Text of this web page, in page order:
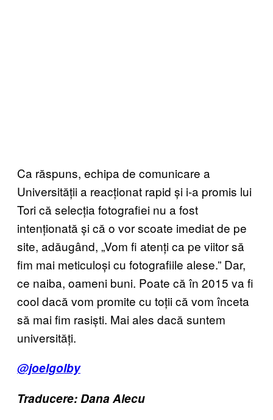
Ca răspuns, echipa de comunicare a
Universității a reacționat rapid și i-a promis lui
Tori că selecția fotografiei nu a fost
intenționată și că o vor scoate imediat de pe
site, adăugând, „Vom fi atenți ca pe viitor să
fim mai meticuloși cu fotografiile alese.” Dar,
ce naiba, oameni buni. Poate că în 2015 va fi
cool dacă vom promite cu toții că vom înceta
să mai fim rasiști. Mai ales dacă suntem
universități.
@joelgolby
Traducere: Dana Alecu